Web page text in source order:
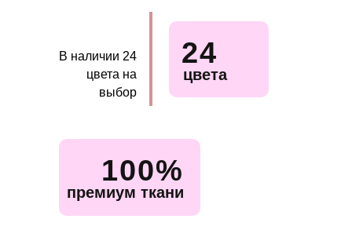
цвета
В наличии 24
цвета на
выбор
24
премиум ткани
100%